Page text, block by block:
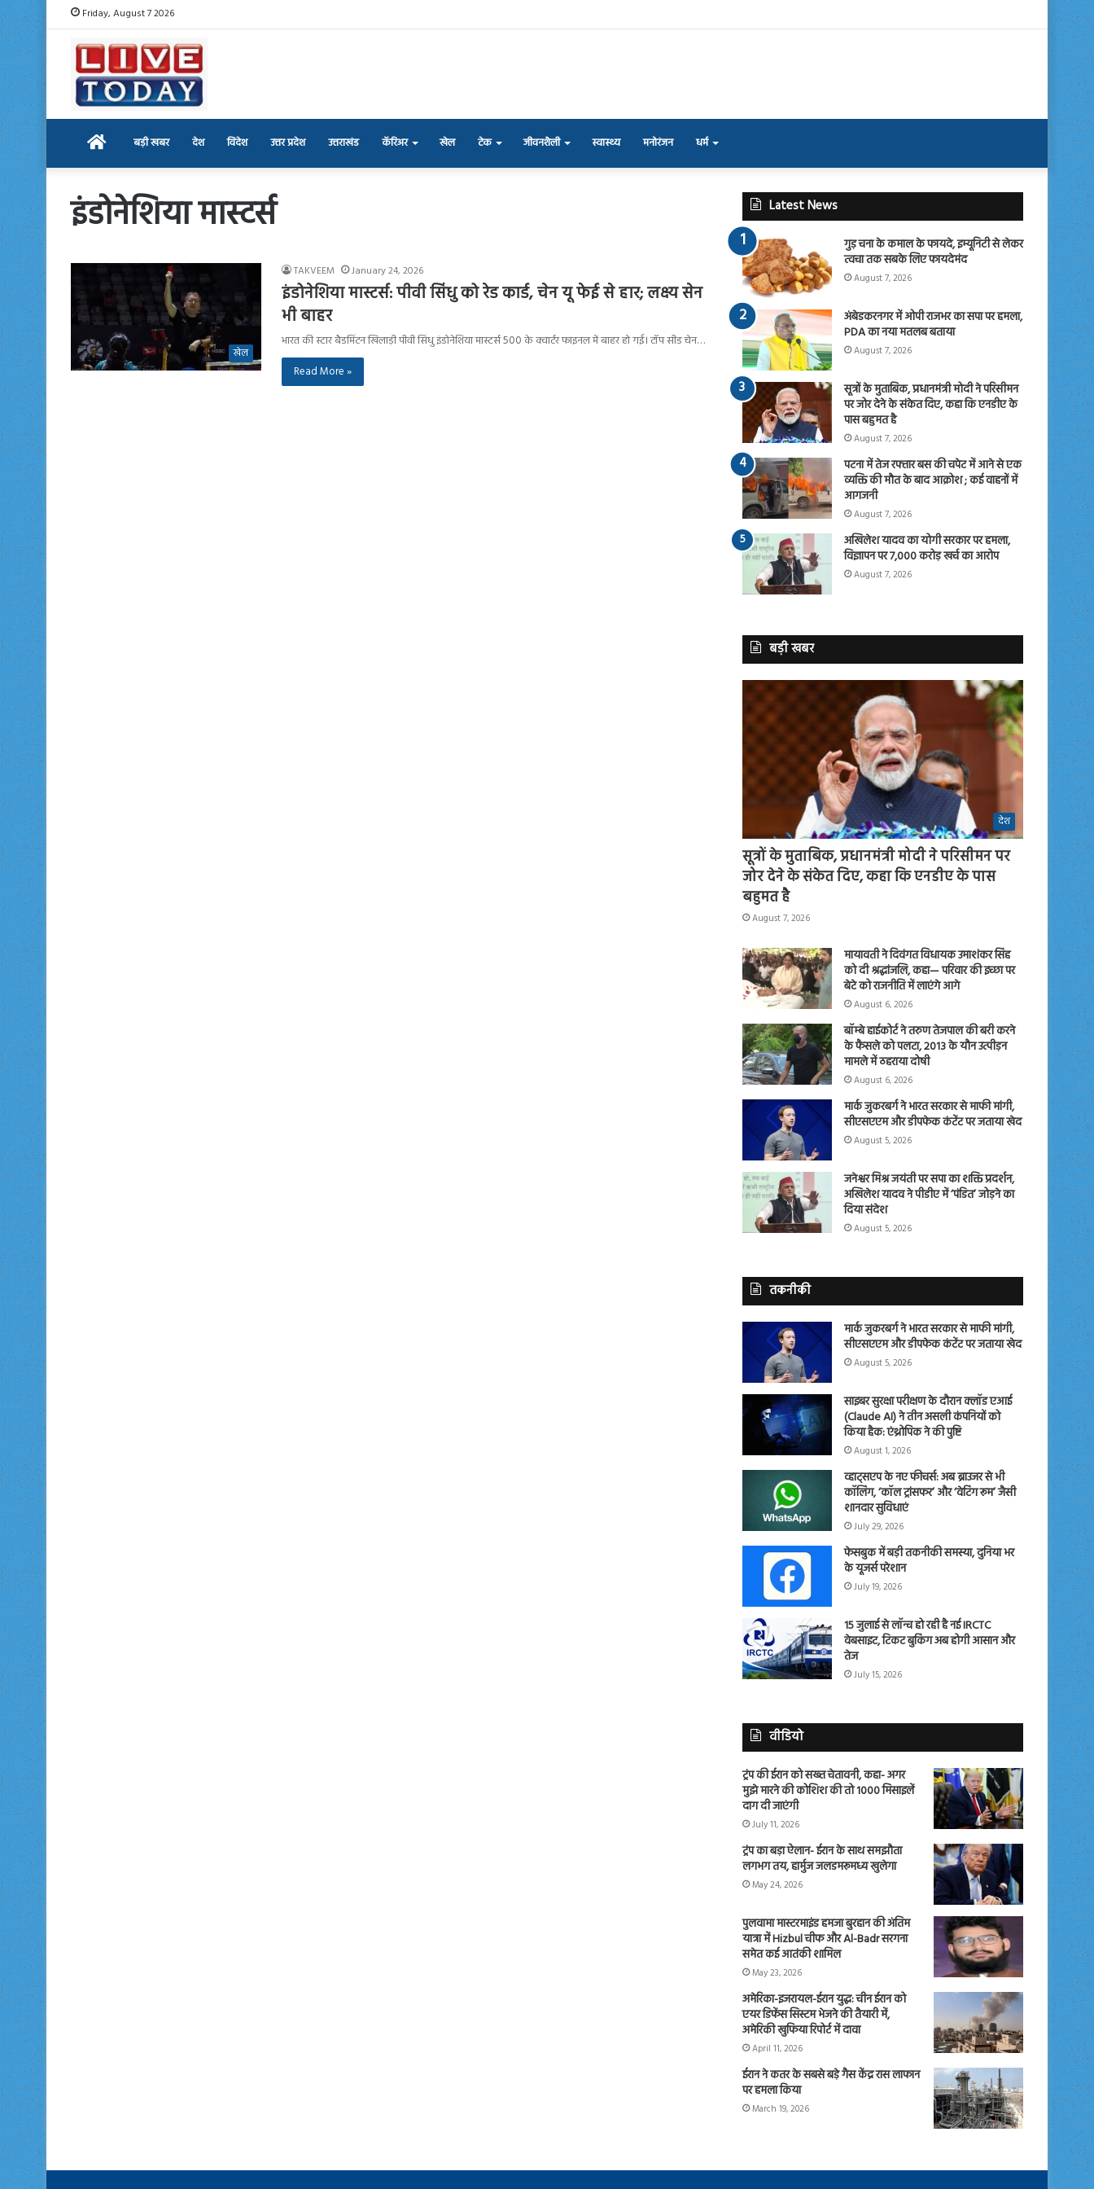
Friday, August 7 2026
Home बड़ी खबर देश विदेश उत्तर प्रदेश उत्तराखंड कॅरिअर खेल टेक जीवनशैली स्वास्थ्य मनोरंजन धर्म
इंडोनेशिया मास्टर्स
खेल
TAKVEEM January 24, 2026
इंडोनेशिया मास्टर्स: पीवी सिंधु को रेड कार्ड, चेन यू फेई से हार; लक्ष्य सेन
भी बाहर
भारत की स्टार बैडमिंटन खिलाड़ी पीवी सिंधु इंडोनेशिया मास्टर्स 500 के क्वार्टर फाइनल में बाहर हो गईं। टॉप सीड चेन…
Read More »
Latest News
गुड़ चना के कमाल के फायदे, इम्यूनिटी से लेकर
त्वचा तक सबके लिए फायदेमंद
August 7, 2026
अंबेडकरनगर में ओपी राजभर का सपा पर हमला,
PDA का नया मतलब बताया
August 7, 2026
सूत्रों के मुताबिक, प्रधानमंत्री मोदी ने परिसीमन
पर जोर देने के संकेत दिए, कहा कि एनडीए के
पास बहुमत है
August 7, 2026
पटना में तेज रफ्तार बस की चपेट में आने से एक
व्यक्ति की मौत के बाद आक्रोश ; कई वाहनों में
आगजनी
August 7, 2026
अखिलेश यादव का योगी सरकार पर हमला,
विज्ञापन पर 7,000 करोड़ खर्च का आरोप
August 7, 2026
बड़ी खबर
देश
सूत्रों के मुताबिक, प्रधानमंत्री मोदी ने परिसीमन पर
जोर देने के संकेत दिए, कहा कि एनडीए के पास
बहुमत है
August 7, 2026
मायावती ने दिवंगत विधायक उमाशंकर सिंह
को दी श्रद्धांजलि, कहा— परिवार की इच्छा पर
बेटे को राजनीति में लाएंगे आगे
August 6, 2026
बॉम्बे हाईकोर्ट ने तरुण तेजपाल की बरी करने
के फैसले को पलटा, 2013 के यौन उत्पीड़न
मामले में ठहराया दोषी
August 6, 2026
मार्क जुकरबर्ग ने भारत सरकार से माफी मांगी,
सीएसएएम और डीपफेक कंटेंट पर जताया खेद
August 5, 2026
जनेश्वर मिश्र जयंती पर सपा का शक्ति प्रदर्शन,
अखिलेश यादव ने पीडीए में ‘पंडित’ जोड़ने का
दिया संदेश
August 5, 2026
तकनीकी
मार्क जुकरबर्ग ने भारत सरकार से माफी मांगी,
सीएसएएम और डीपफेक कंटेंट पर जताया खेद
August 5, 2026
साइबर सुरक्षा परीक्षण के दौरान क्लॉड एआई
(Claude AI) ने तीन असली कंपनियों को
किया हैक: एंथ्रोपिक ने की पुष्टि
August 1, 2026
व्हाट्सएप के नए फीचर्स: अब ब्राउजर से भी
कॉलिंग, ‘कॉल ट्रांसफर’ और ‘वेटिंग रूम’ जैसी
शानदार सुविधाएं
July 29, 2026
फेसबुक में बड़ी तकनीकी समस्या, दुनिया भर
के यूजर्स परेशान
July 19, 2026
15 जुलाई से लॉन्च हो रही है नई IRCTC
वेबसाइट, टिकट बुकिंग अब होगी आसान और
तेज
July 15, 2026
वीडियो
ट्रंप की ईरान को सख्त चेतावनी, कहा- अगर
मुझे मारने की कोशिश की तो 1000 मिसाइलें
दाग दी जाएंगी
July 11, 2026
ट्रंप का बड़ा ऐलान- ईरान के साथ समझौता
लगभग तय, हार्मुज जलडमरूमध्य खुलेगा
May 24, 2026
पुलवामा मास्टरमाइंड हमजा बुरहान की अंतिम
यात्रा में Hizbul चीफ और Al-Badr सरगना
समेत कई आतंकी शामिल
May 23, 2026
अमेरिका-इजरायल-ईरान युद्ध: चीन ईरान को
एयर डिफेंस सिस्टम भेजने की तैयारी में,
अमेरिकी खुफिया रिपोर्ट में दावा
April 11, 2026
ईरान ने कतर के सबसे बड़े गैस केंद्र रास लाफान
पर हमला किया
March 19, 2026